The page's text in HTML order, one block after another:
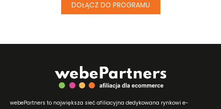
DOŁĄCZ DO PROGRAMU
webePartners to największa sieć afiliacyjna dedykowana rynkowi e-